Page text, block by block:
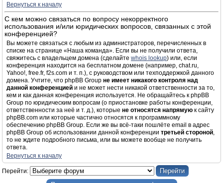
Вернуться к началу
С кем можно связаться по вопросу некорректного
использования и/или юридических вопросов, связанных с этой
конференцией?
Вы можете связаться с любым из администраторов, перечисленных в
списке на странице «Наша команда». Если вы не получили ответа,
свяжитесь с владельцем домена (сделайте whois lookup) или, если
конференция находится на бесплатном домене (например, chat.ru,
Yahoo!, free.fr, f2s.com и т. п.), с руководством или техподдержкой данного
домена. Учтите, что phpBB Group не имеет никакого контроля над
данной конференцией и не может нести никакой ответственности за то,
кем и как данная конференция используется. Не обращайтесь к phpBB
Group по юридическим вопросам (о приостановке работы конференции,
ответственности за неё и т. д.), которые не относятся напрямую к сайту
phpBB.com или которые частично относятся к программному
обеспечению phpBB Group. Если же вы всё-таки пошлёте email в адрес
phpBB Group об использовании данной конференции третьей стороной,
то не ждите подробного письма, или вы можете вообще не получить
ответа.
Вернуться к началу
Перейти: